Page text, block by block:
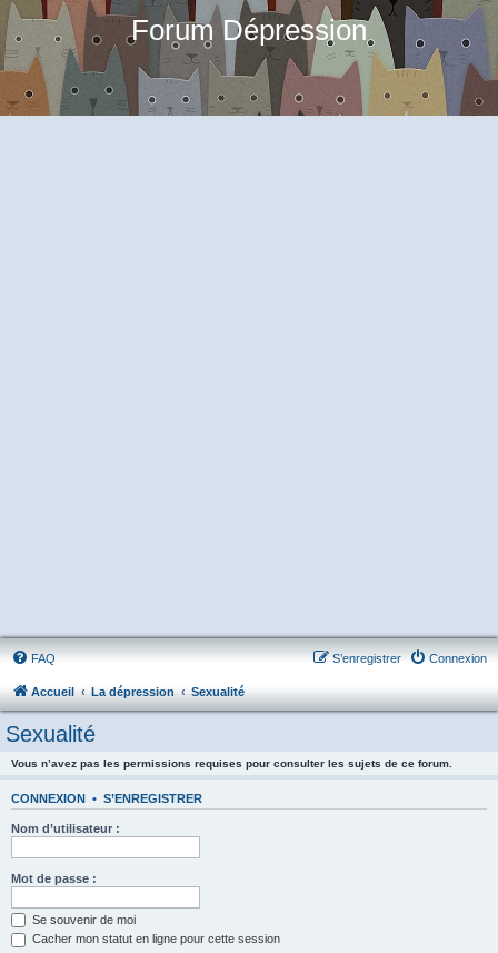
Forum Dépression
FAQ Connexion
S’enregistrer
Accueil La dépression Sexualité
Sexualité
Vous n’avez pas les permissions requises pour consulter les sujets de ce forum.
CONNEXION • S’ENREGISTRER
Nom d’utilisateur :
Mot de passe :
Se souvenir de moi
Cacher mon statut en ligne pour cette session